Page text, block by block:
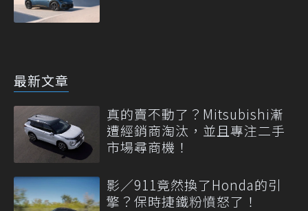
最新文章
真的賣不動了？Mitsubishi漸
遭經銷商淘汰，並且專注二手
市場尋商機！
影／911竟然換了Honda的引
擎？保時捷鐵粉憤怒了！